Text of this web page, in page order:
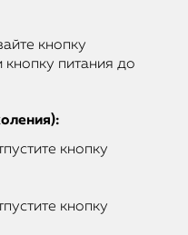
кнопку
питания до
кнопку
кнопку